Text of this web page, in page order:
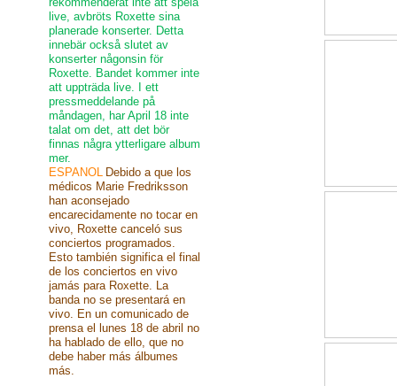
live, avbröts Roxette sina
planerade konserter. Detta
innebär också slutet av
konserter någonsin för
Roxette. Bandet kommer inte
att uppträda live. I ett
pressmeddelande på
måndagen, har April 18 inte
talat om det, att det bör
finnas några ytterligare album
mer.
ESPANOL Debido a que los
médicos Marie Fredriksson
han aconsejado
encarecidamente no tocar en
vivo, Roxette canceló sus
conciertos programados.
Esto también significa el final
de los conciertos en vivo
jamás para Roxette. La
banda no se presentará en
vivo. En un comunicado de
prensa el lunes 18 de abril no
ha hablado de ello, que no
debe haber más álbumes
más.